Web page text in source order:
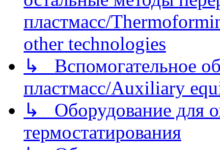
пластмасс/
other technologies
↳ Вспомогательное
пластмасс/Auxiliary
↳ Оборудование для
термостатирования